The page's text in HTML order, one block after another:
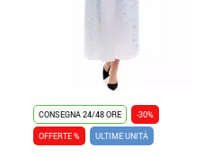
CONSEGNA 24/48 ORE
-30%
OFFERTE %
ULTIME UNITÀ